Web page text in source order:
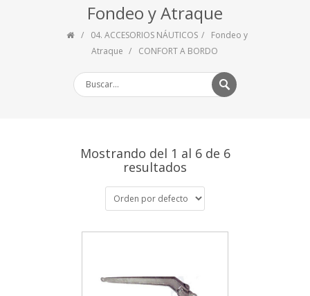
Fondeo y Atraque
04. ACCESORIOS NÁUTICOS
Fondeo y
Atraque
CONFORT A BORDO
Mostrando del 1 al 6 de 6
resultados